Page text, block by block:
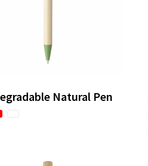
Natural Pen